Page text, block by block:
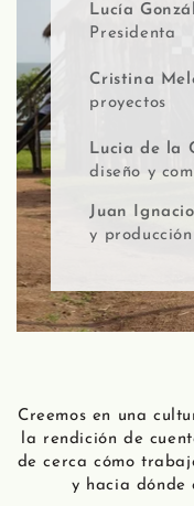
Lucía
Presidenta
Cristina
proyectos
Lucia de la
diseño y
Juan
y
Creemos en una
la rendición de
de cerca cómo
y hacia dónde